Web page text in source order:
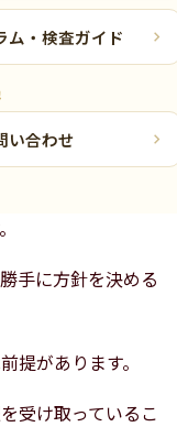
ム・検査ガイド
い合わせ
きます。
いじゃないです
手に方針を決める
提があります。
受け取っているこ